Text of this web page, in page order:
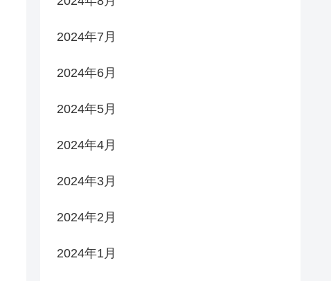
2024年7月
2024年6月
2024年5月
2024年4月
2024年3月
2024年2月
2024年1月